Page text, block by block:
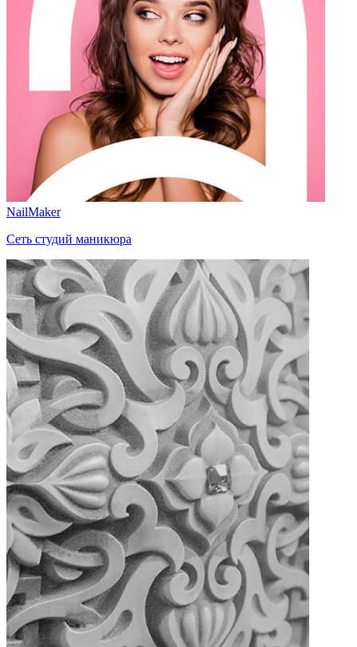
NailMaker
Сеть студий маникюра